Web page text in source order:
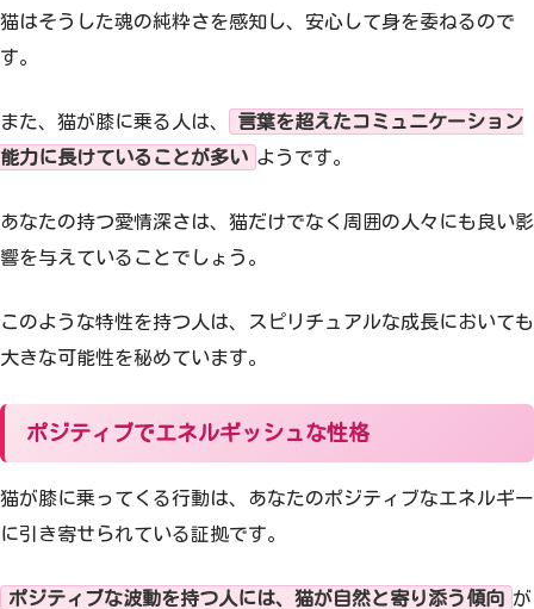
猫はそうした魂の純粋さを感知し、安心して身を委ねるので
す。
また、猫が膝に乗る人は、
言葉を超えたコミュニケーション
能力に長けていることが多い ようです。
あなたの持つ愛情深さは、猫だけでなく周囲の人々にも良い影
響を与えていることでしょう。
このような特性を持つ人は、スピリチュアルな成長においても
大きな可能性を秘めています。
ポジティブでエネルギッシュな性格
猫が膝に乗ってくる行動は、あなたのポジティブなエネルギー
に引き寄せられている証拠です。
ポジティブな波動を持つ人には、猫が自然と寄り添う傾向 が